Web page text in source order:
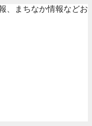
、まちなか情報などお